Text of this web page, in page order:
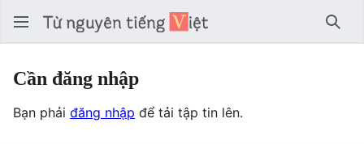
Tìm
Cần đăng nhập
Bạn phải đăng nhập để tải tập tin lên.